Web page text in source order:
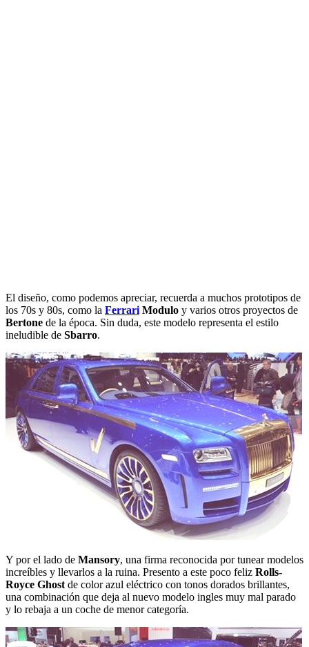
El diseño, como podemos apreciar, recuerda a muchos prototipos de
los 70s y 80s, como la Ferrari Modulo y varios otros proyectos de
Bertone de la época. Sin duda, este modelo representa el estilo
ineludible de Sbarro.
Y por el lado de Mansory, una firma reconocida por tunear modelos
increíbles y llevarlos a la ruina. Presento a este poco feliz Rolls-
Royce Ghost de color azul eléctrico con tonos dorados brillantes,
una combinación que deja al nuevo modelo ingles muy mal parado
y lo rebaja a un coche de menor categoría.